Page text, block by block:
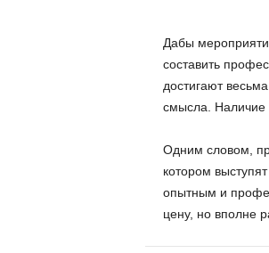
Дабы
составить
достигают
смысла. Наличие
Одним словом,
котором
опытным и
цену, но вполне